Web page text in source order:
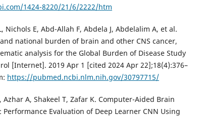
1424-8220/21/6/2222/htm
Nichols E, Abd-Allah F, Abdela J, Abdelalim A, et al.
national burden of brain and other CNS cancer,
analysis for the Global Burden of Disease Study
[Internet]. 2019 Apr 1 [cited 2024 Apr 22];18(4):376–
https://pubmed.ncbi.nlm.nih.gov/30797715/
Azhar A, Shakeel T, Zafar K. Computer-Aided Brain
Performance Evaluation of Deep Learner CNN Using